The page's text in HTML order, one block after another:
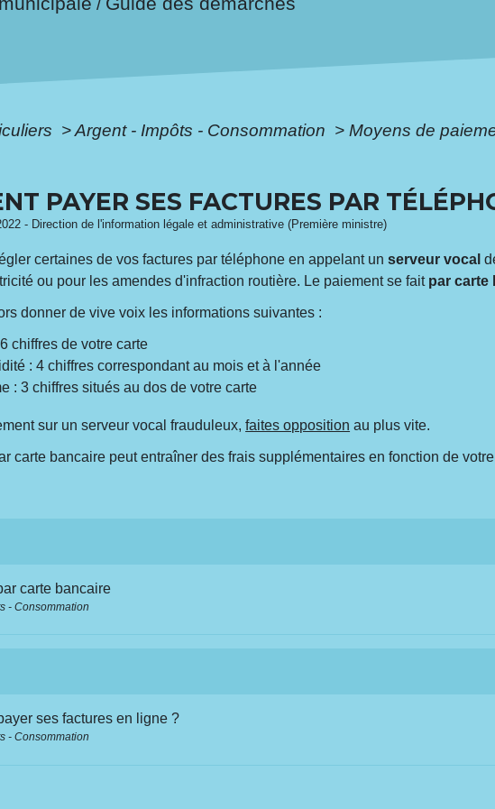
/
>Argent - Impôts - Consommation > Moyens de
PAYER SES FACTURES PAR
- Direction de l'information légale et administrative (Première ministre)
certaines de vos factures par téléphone en appelant unserveur vocal
ou pour les amendes d'infraction routière. Le paiement se fait par carte
donner de vive voix les informations suivantes :
chiffres de votre carte
: 4 chiffres correspondant au mois et à l'année
: 3 chiffres situés au dos de votre carte
sur un serveur vocal frauduleux,faites opposition au plus vite.
carte bancaire peut entraîner des frais supplémentaires en fonction de
carte bancaire
- Consommation
ses factures en ligne ?
- Consommation